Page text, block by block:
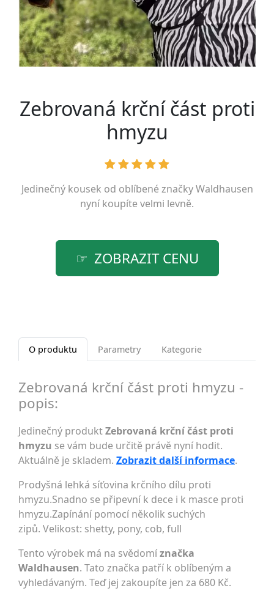
Zebrovaná krční část proti
hmyzu
Jedinečný kousek od oblíbené značkyWaldhausen
nyní koupíte velmi levně.
ZOBRAZIT CENU
O produktu Parametry Kategorie
Zebrovaná krční část proti hmyzu -
popis:
Jedinečný produktZebrovaná krční část proti
hmyzu se vám bude určitě právě nyní hodit.
Aktuálně je skladem. Zobrazit další informace.
Prodyšná lehká síťovina krčního dílu proti
hmyzu.Snadno se připevní k dece i k masce proti
hmyzu.Zapínání pomocí několik suchých
zipů. Velikost: shetty, pony, cob, full
Tento výrobek má na svědomíznačka
Waldhausen. Tato značka patří k oblíbeným a
vyhledávaným. Teď jej zakoupíte jen za 680 Kč.